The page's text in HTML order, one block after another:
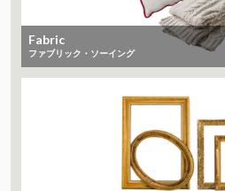
Fabric
ファブリック・ソーイング